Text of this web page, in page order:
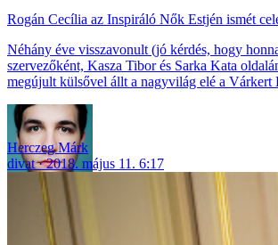
Rogán Cecília az Inspiráló Nők Estjén ismét
Néhány éve visszavonult (jó kérdés, hogy
szervezőként, Kasza Tibor és Sarka Kata
megújult külsővel állt a nagyvilág elé a Várkert
Herczeg Márk
divat
2018. május 11. 6:17